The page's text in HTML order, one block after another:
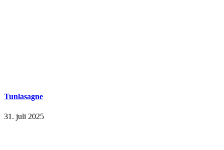
Tunlasagne
31. juli 2025